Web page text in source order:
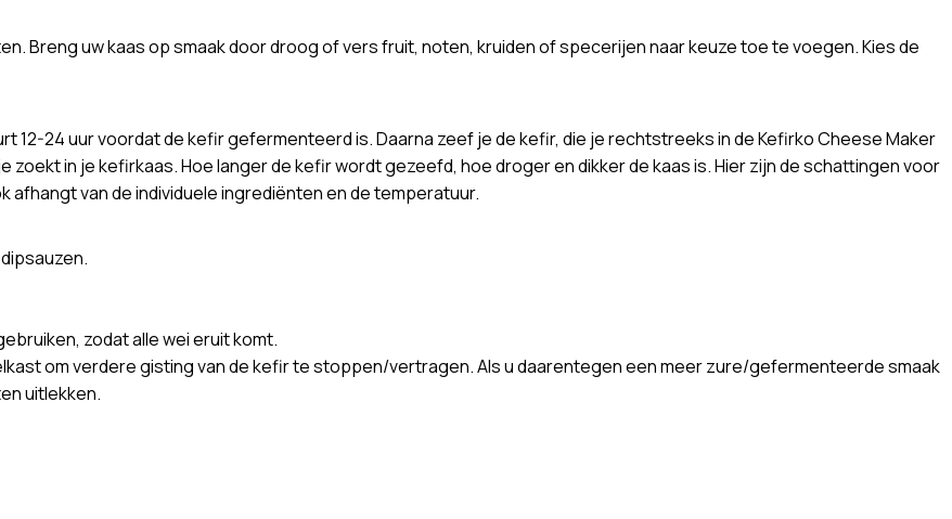
Breng uw kaas op smaak door droog of vers fruit, noten, kruiden of specerijen naar keuze toe te voegen. Kies de
12-24 uur voordat de kefir gefermenteerd is. Daarna zeef je de kefir, die je rechtstreeks in de Kefirko Cheese Maker
in je kefirkaas. Hoe langer de kefir wordt gezeefd, hoe droger en dikker de kaas is. Hier zijn de schattingen voor
afhangt van de individuele ingrediënten en de temperatuur.
zodat alle wei eruit komt.
om verdere gisting van de kefir te stoppen/vertragen. Als u daarentegen een meer zure/gefermenteerde smaak
uitlekken.